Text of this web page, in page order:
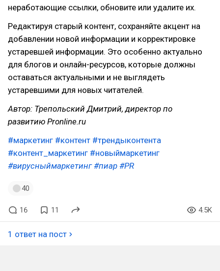
неработающие ссылки, обновите или удалите их.
Редактируя старый контент, сохраняйте акцент на
добавлении новой информации и корректировке
устаревшей информации. Это особенно актуально
для блогов и онлайн-ресурсов, которые должны
оставаться актуальными и не выглядеть
устаревшими для новых читателей.
Автор: Трепольский Дмитрий, директор по
развитию Pronline.ru
#маркетинг #контент #трендыконтента
#контент_маркетинг #новыймаркетинг
#вирусныймаркетинг #пиар #PR
40
16 11 4.5K
1 ответ на пост